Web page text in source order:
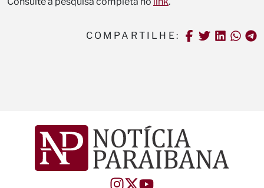
COMPARTILHE: